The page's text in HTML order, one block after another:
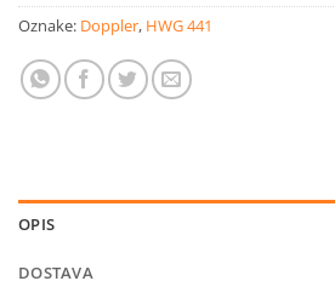
Oznake: Doppler, HWG 441
OPIS
DOSTAVA